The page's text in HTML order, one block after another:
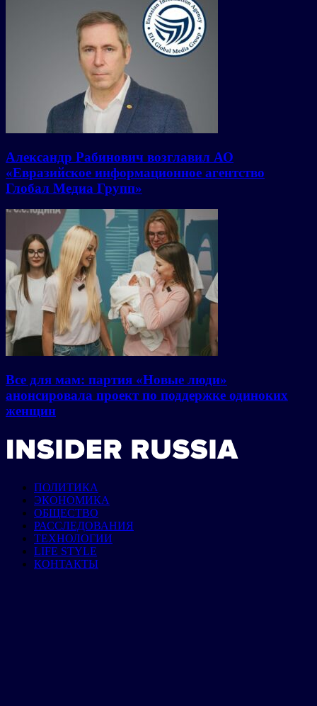
Александр Рабинович возглавил АО
«Евразийское информационное агентство
Глобал Медиа Групп»
Все для мам: партия «Новые люди»
анонсировала проект по поддержке одиноких
женщин
ПОЛИТИКА
ЭКОНОМИКА
ОБЩЕСТВО
РАССЛЕДОВАНИЯ
ТЕХНОЛОГИИ
LIFE STYLE
КОНТАКТЫ